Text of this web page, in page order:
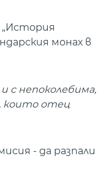
„История
монах в
с непоколебима,
които отец
- да разпали